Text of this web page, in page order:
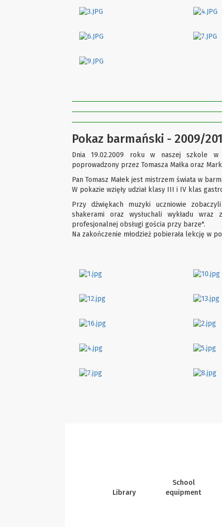
Pokaz barmański - 2009/
Dnia 19.02.2009 roku w naszej szkole w
poprowadzony przez Tomasza Małka oraz
Pan Tomasz Małek jest mistrzem świata w
W pokazie wzięły udział klasy III i IV klas
Przy dźwiękach muzyki uczniowie
shakerami oraz wysłuchali wykładu
profesjonalnej obsługi gościa przy barze".
Na zakończenie młodzież pobierała lekcję w
Library
School
equipment